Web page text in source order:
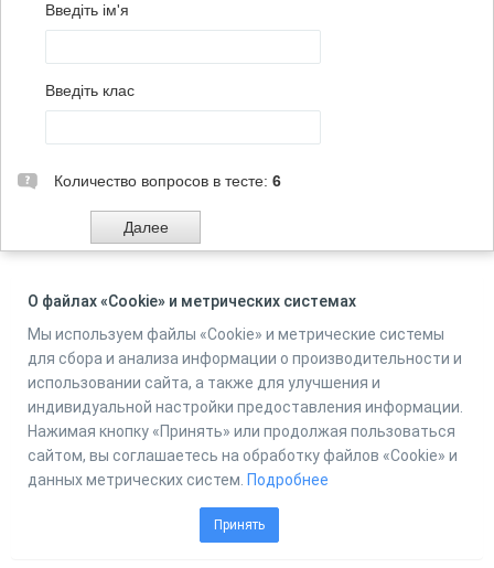
Введіть ім'я
Введіть клас
Количество вопросов в тесте: 6
Online Test Pad
О файлах «Cookie» и метрических системах
Мы используем файлы «Cookie» и метрические системы
для сбора и анализа информации о производительности и
использовании сайта, а также для улучшения и
индивидуальной настройки предоставления информации.
Нажимая кнопку «Принять» или продолжая пользоваться
сайтом, вы соглашаетесь на обработку файлов «Cookie» и
данных метрических систем. Подробнее
Принять